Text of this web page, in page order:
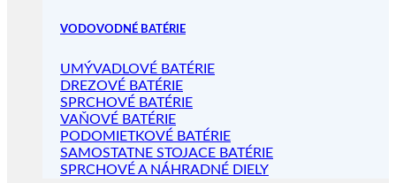
VODOVODNÉ BATÉRIE
UMÝVADLOVÉ BATÉRIE
DREZOVÉ BATÉRIE
SPRCHOVÉ BATÉRIE
VAŇOVÉ BATÉRIE
PODOMIETKOVÉ BATÉRIE
SAMOSTATNE STOJACE BATÉRIE
SPRCHOVÉ A NÁHRADNÉ DIELY